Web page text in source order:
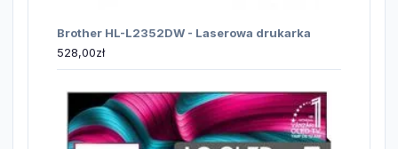
Brother HL-L2352DW - Laserowa drukarka
528,00zł